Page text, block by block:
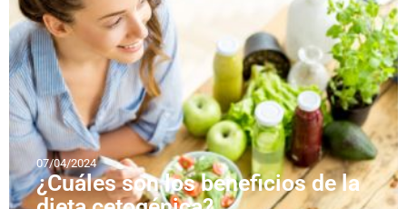
07/04/2024
¿Cuáles son los beneficios de la